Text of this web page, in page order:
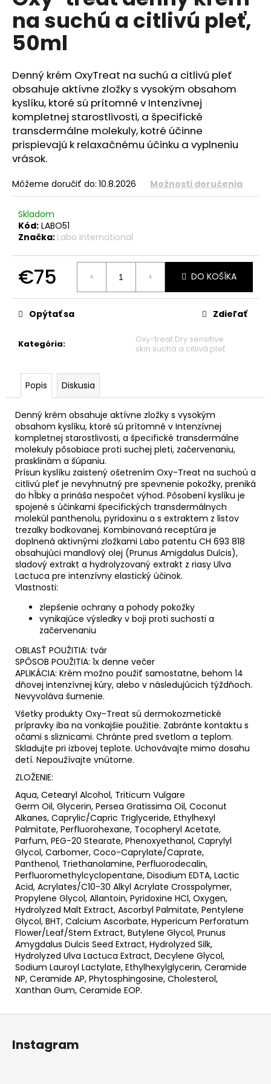
5
hviezdičiek.
na suchú a citlivú pleť,
50ml
Denný krém OxyTreat na suchú a citlivú pleť
obsahuje aktívne zložky s vysokým obsahom
kyslíku, ktoré sú prítomné v Intenzívnej
kompletnej starostlivosti, a špecifické
transdermálne molekuly, kotré účinne
prispievajú k relaxačnému účinku a vyplneniu
vrások.
Môžeme doručiť do: 10.8.2026 Možnosti doručenia
Skladom
Kód: LABO51
Značka: Labo International
€75
cena:
DO KOŠÍKA
Kategória:
Oxy-treat Dry sensitive
skin suchá a citlivá pleť
Opýtať sa Zdieľať
Popis Diskusia
Denný krém obsahuje aktívne zložky s vysokým
obsahom kyslíku, ktoré sú prítomné v Intenzívnej
kompletnej starostlivosti, a špecifické transdermálne
molekuly pôsobiace proti suchej pleti, začervenaniu,
prasklinám a šúpaniu.
Prísun kyslíku zaistený ošetrením Oxy-Treat na suchoú a
citlivú pleť je nevyhnutný pre spevnenie pokožky, preniká
do hĺbky a prináša nespočet výhod. Pôsobení kyslíku je
spojené s účinkami špecifických transdermálnych
molekúl panthenolu, pyridoxinu a s extraktem z listov
trezalky bodkovanej. Kombinovaná receptúra je
doplnená aktivnými zložkami Labo patentu CH 693 818
obsahujúci mandlový olej (Prunus Amigdalus Dulcis),
sladový extrakt a hydrolyzovaný extrakt z riasy Ulva
Lactuca pre intenzívny elastický účinok.
Vlastnosti:
zlepšenie ochrany a pohody pokožky
vynikajúce výsledky v boji proti suchosti a
začervenaniu
OBLASŤ POUŽITIA: tvár
SPÔSOB POUŽITIA: 1x denne večer
APLIKÁCIA: Krém možno použiť samostatne, behom 14
dňovej intenzívnej kúry, alebo v následujúcich týždňoch.
Nevyvoláva šumenie.
Všetky produkty Oxy-Treat sú dermokozmetické
prípravky iba na vonkajšie použitie. Zabránte kontaktu s
očami s sliznicami. Chránte pred svetlom a teplom.
Skladujte pri izbovej teplote. Uchovávajte mimo dosahu
detí. Nepoužívajte vnútorne.
ZLOŽENIE:
Aqua, Cetearyl Alcohol, Triticum Vulgare
Germ Oil, Glycerin, Persea Gratissima Oil, Coconut
Alkanes, Caprylic/Capric Triglyceride, Ethylhexyl
Palmitate, Perfluorohexane, Tocopheryl Acetate,
Parfum, PEG-20 Stearate, Phenoxyethanol, Caprylyl
Glycol, Carbomer, Coco-Caprylate/Caprate,
Panthenol, Triethanolamine, Perfluorodecalin,
Perfluoromethylcyclopentane, Disodium EDTA, Lactic
Acid, Acrylates/C10-30 Alkyl Acrylate Crosspolymer,
Propylene Glycol, Allantoin, Pyridoxine HCl, Oxygen,
Hydrolyzed Malt Extract, Ascorbyl Palmitate, Pentylene
Glycol, BHT, Calcium Ascorbate, Hypericum Perforatum
Flower/Leaf/Stem Extract, Butylene Glycol, Prunus
Amygdalus Dulcis Seed Extract, Hydrolyzed Silk,
Hydrolyzed Ulva Lactuca Extract, Decylene Glycol,
Sodium Lauroyl Lactylate, Ethylhexylglycerin, Ceramide
NP, Ceramide AP, Phytosphingosine, Cholesterol,
Xanthan Gum, Ceramide EOP.
á
j
s
?
HĽADAŤ
O
p
o
ú
č
m
e
Z
Instagram